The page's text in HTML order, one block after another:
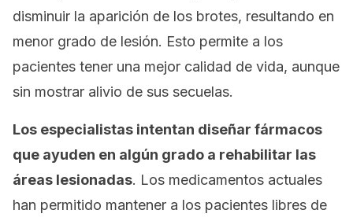
disminuir la aparición de los brotes, resultando en
menor grado de lesión. Esto permite a los
pacientes tener una mejor calidad de vida, aunque
sin mostrar alivio de sus secuelas.
Los especialistas intentan diseñar fármacos
que ayuden en algún grado a rehabilitar las
áreas lesionadas. Los medicamentos actuales
han permitido mantener a los pacientes libres de